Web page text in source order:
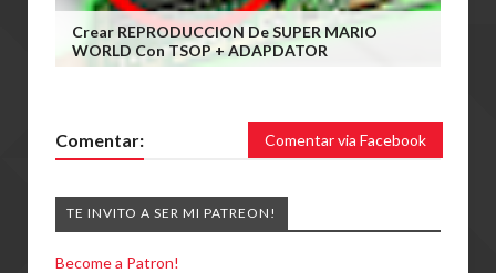
Crear REPRODUCCION De SUPER MARIO
WORLD Con TSOP + ADAPDATOR
Comentar: Comentar via Facebook
TE INVITO A SER MI PATREON!
Become a Patron!